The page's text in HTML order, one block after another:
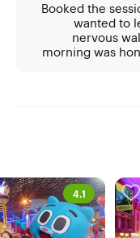
Booked the
wanted to
nervous
morning was
4.1